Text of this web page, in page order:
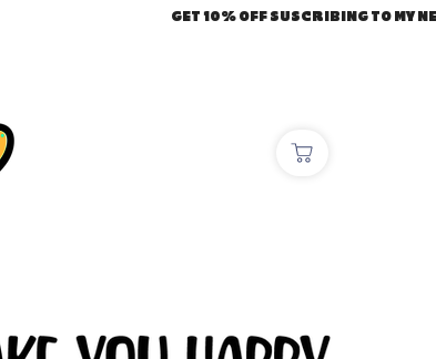
GET 10% OFF SUSCRIBING TO MY